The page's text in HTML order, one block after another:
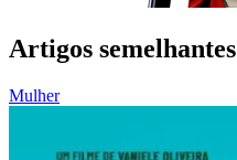
Artigos semelhantes
Mulher